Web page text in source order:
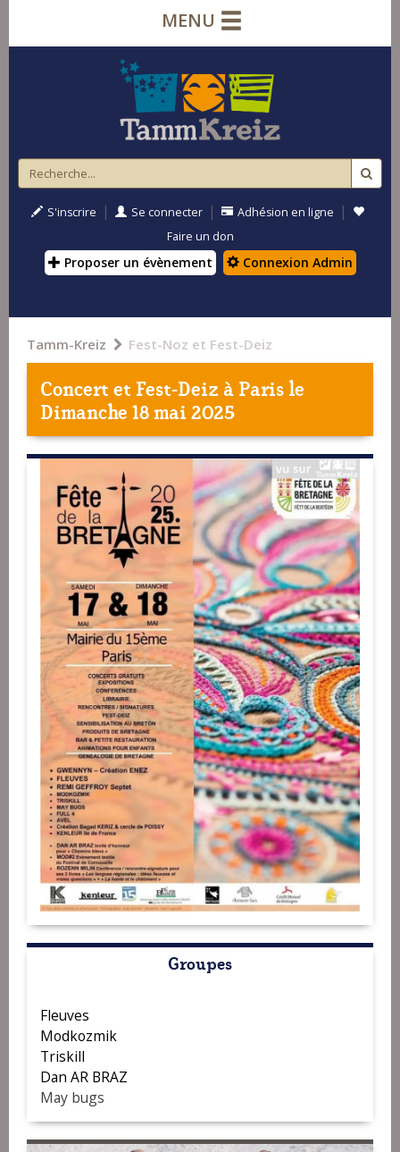
MENU
S'inscrire | Se connecter | Adhésion en ligne |
Faire un don
Proposer un évènement Connexion Admin
Tamm-Kreiz Fest-Noz et Fest-Deiz
Concert et Fest-Deiz àParisle
Dimanche 18 mai 2025
Groupes
Fleuves
Modkozmik
Triskill
Dan AR BRAZ
May bugs